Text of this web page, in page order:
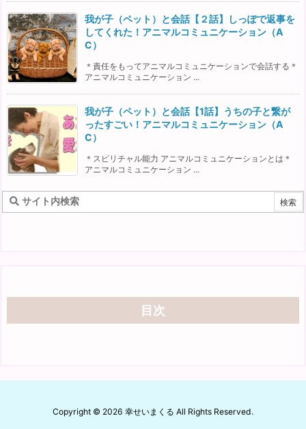
我が子（ペット）と会話【２話】しっぽで返事を
してくれた！アニマルコミュニケーション（A
C）
＊責任をもってアニマルコミュニケーションで会話する＊
アニマルコミュニケーション ...
我が子（ペット）と会話【1話】うちの子と繋が
ったすごい！アニマルコミュニケーション（A
C）
＊スピリチャル能力 アニマルコミュニケーションとは＊
アニマルコミュニケーション ...
目次
Copyright © 2026 幸せいまくる All Rights Reserved.